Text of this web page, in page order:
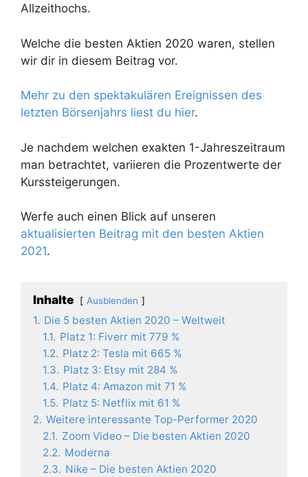
Allzeithochs.
Welche die besten Aktien 2020 waren, stellen
wir dir in diesem Beitrag vor.
Mehr zu den spektakulären Ereignissen des
letzten Börsenjahrs liest du hier.
Je nachdem welchen exakten 1-Jahreszeitraum
man betrachtet, variieren die Prozentwerte der
Kurssteigerungen.
Werfe auch einen Blick auf unseren
aktualisierten Beitrag mit den besten Aktien
2021.
Inhalte Ausblenden
1. Die 5 besten Aktien 2020 – Weltweit
1.1. Platz 1: Fiverr mit 779 %
1.2. Platz 2: Tesla mit 665 %
1.3. Platz 3: Etsy mit 284 %
1.4. Platz 4: Amazon mit 71 %
1.5. Platz 5: Netflix mit 61 %
2. Weitere interessante Top-Performer 2020
2.1. Zoom Video – Die besten Aktien 2020
2.2. Moderna
2.3. Nike – Die besten Aktien 2020